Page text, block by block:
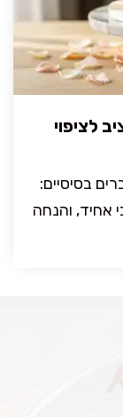
לציפוי
נכון עם בצק סוכר צריך 3 דברים בסיסיים:
אחיד, והנחה